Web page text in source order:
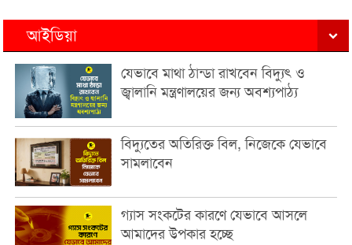
আইডিয়া
যেভাবে মাথা ঠান্ডা রাখবেন বিদ্যুৎ ও
জ্বালানি মন্ত্রণালয়ের জন্য অবশ্যপাঠ্য
বিদ্যুতের অতিরিক্ত বিল, নিজেকে যেভাবে
সামলাবেন
গ্যাস সংকটের কারণে যেভাবে আসলে
আমাদের উপকার হচ্ছে